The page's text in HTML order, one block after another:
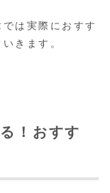
は実際におすす
きます。
！おすす